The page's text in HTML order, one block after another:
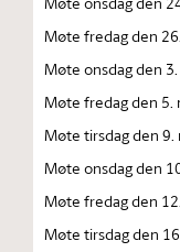
Møte fredag den
Møte onsdag den
Møte fredag den 5.
Møte tirsdag den 9.
Møte onsdag den
Møte fredag den
Møte tirsdag den